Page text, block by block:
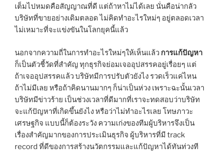
เต็มไปหมดคือสัญญาณที่ดี แต่ถ้าหาไม่ได้เลย นั่นคือน่ากลัว
บริษัทที่ขายอย่างเดิมตลอด ไม่คิดทำอะไรใหม่ๆ อยู่ตลอดเวลา
ไม่เหมาะที่จะแข่งขันในโลกยุคนี้แล้ว
นอกจากความถี่ในการทำอะไรใหม่ๆให้เห็นแล้ว การแก้ปัญหา
ก็เป็นตัวชี้วัดที่สำคัญ ทุกธุรกิจย่อมเจออุปสรรคอยู่เรื่อยๆ แต่
ถ้าเจออุปสรรคแล้ว บริษัทมีการปรับตัวยังไง รวดเร็วแค่ไหน
ถ้าไม่มีเลย หรือถ้าคิดนานมากๆ ก็น่าเป็นห่วง เพราะฉะนั้นเวลา
บริษัทมีข่าวร้าย เป็นช่วงเวลาที่ดีมากที่เราจะทดสอบว่าบริษัท
จะแก้ปัญหาที่เกิดขึ้นยังไง หรือว่าไม่ทำอะไรเลย โทษภาวะ
เศรษฐกิจ แบบนี้ก็ต้องระวัง ความเก่งของทีมผู้บริหารจึงเป็น
เรื่องสำคัญมากของการประเมินธุรกิจ ผู้บริหารที่มี track
record ที่ดีของการสร้างนวัตกรรมและแก้ปัญหาได้ทันท่วงที